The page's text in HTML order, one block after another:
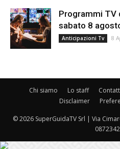
Programmi TV
sabato 8
Anticipazioni Tv 8
Chi siamo Lo staff
Disclaimer
© 2026 SuperGuidaTV Srl | Via